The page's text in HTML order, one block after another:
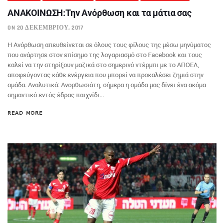
ΑΝΑΚΟΙΝΩΣΗ:Την Ανόρθωση και τα μάτια σας
ON 20 ΔΕΚΕΜΒΡΊΟΥ, 2017
Η Ανόρθωση απευθείνεται σε όλους τους φίλους της μέσω μηνύματος
που ανάρτησε στον επίσημο της λογαριασμό στο Facebook και τους
καλεί να την στηρίξουν μαζικά στο σημερινό ντέρμπι με το ΑΠΟΕΛ,
αποφεύγοντας κάθε ενέργεια που μπορεί να προκαλέσει ζημιά στην
ομάδα. Αναλυτικά: Ανορθωσιάτη, σήμερα η ομάδα μας δίνει ένα ακόμα
σημαντικό εντός έδρας παιχνίδι...
READ MORE